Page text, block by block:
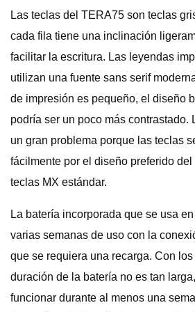
Las teclas del TERA75 son teclas
cada fila tiene una inclinación
facilitar la escritura. Las leyendas
utilizan una fuente sans serif
de impresión es pequeño, el diseño
podría ser un poco más contrastado.
un gran problema porque las teclas
fácilmente por el diseño preferido
teclas MX estándar.
La batería incorporada que se usa
varias semanas de uso con la
que se requiera una recarga. Con
duración de la batería no es tan
funcionar durante al menos una